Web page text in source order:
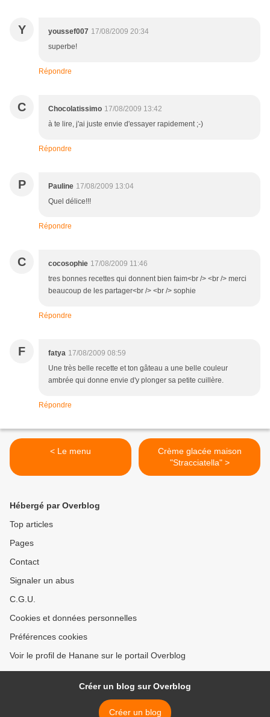
Y youssef007 17/08/2009 20:34
superbe!
Répondre
C Chocolatissimo 17/08/2009 13:42
à te lire, j'ai juste envie d'essayer rapidement ;-)
Répondre
P Pauline 17/08/2009 13:04
Quel délice!!!
Répondre
C cocosophie 17/08/2009 11:46
tres bonnes recettes qui donnent bien faim<br /> <br /> merci
beaucoup de les partager<br /> <br /> sophie
Répondre
F fatya 17/08/2009 08:59
Une très belle recette et ton gâteau a une belle couleur
ambrée qui donne envie d'y plonger sa petite cuillère.
Répondre
< Le menu
Crème glacée maison
"Stracciatella" >
Hébergé par Overblog
Top articles
Pages
Contact
Signaler un abus
C.G.U.
Cookies et données personnelles
Préférences cookies
Voir le profil de Hanane sur le portail Overblog
Créer un blog sur Overblog
Créer un blog